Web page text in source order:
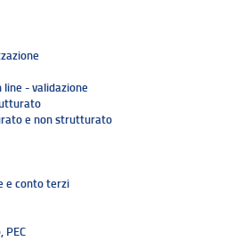
- validazione
e non strutturato
e conto terzi